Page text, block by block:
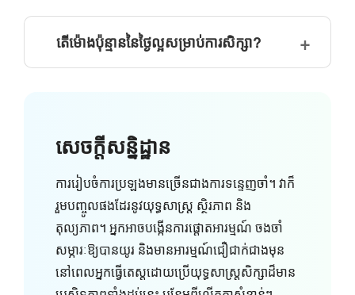
តើម៉ោងប៉ុន្មាននៃថ្ងៃល្អសម្រាប់ការសិក្សា?
សេចក្តីសន្និដ្ឋាន
ការរៀបចំការប្រឡងមានច្រើនជាងការទន្ទេញចាំ។ វាក៏
រួមបញ្ចូលផងដែរនូវយុទ្ធសាស្ត្រ ស្ថិរភាព និង
តុល្យភាព។ អ្នកអាចបង្កើនការផ្តោតអារម្មណ៍ ចងចាំ
សម្ភារៈឱ្យបានយូរ និងមានអារម្មណ៍ជឿជាក់ជាងមុន
នៅពេលអ្នកធ្វើតេស្តដោយប្រើយុទ្ធសាស្រ្តសិក្សាដ៏មាន